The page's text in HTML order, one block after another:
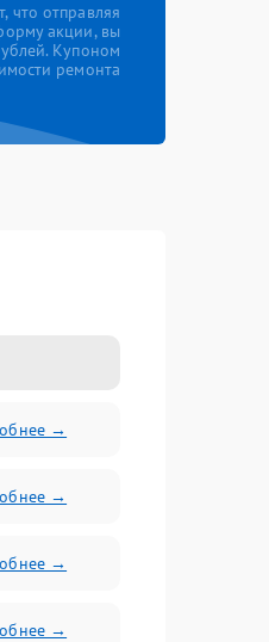
что отправляя
акции, вы
Купоном
ремонта
→
→
→
→